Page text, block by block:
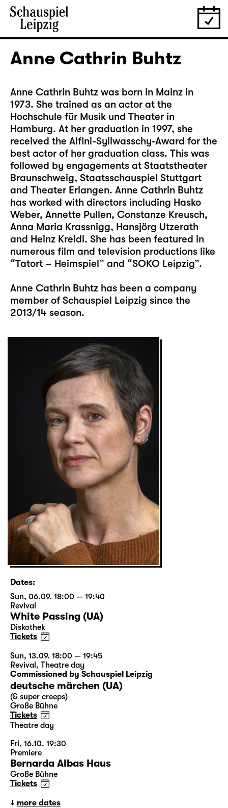
Anne Cathrin Buhtz
Anne Cathrin Buhtz was born in Mainz in
1973. She trained as an actor at the
Hochschule für Musik und Theater in
Hamburg. At her graduation in 1997, she
received the Alfini-Syllwasschy-Award for the
best actor of her graduation class. This was
followed by engagements at Staatstheater
Braunschweig, Staatsschauspiel Stuttgart
and Theater Erlangen. Anne Cathrin Buhtz
has worked with directors including Hasko
Weber, Annette Pullen, Constanze Kreusch,
Anna Maria Krassnigg, Hansjörg Utzerath
and Heinz Kreidl. She has been featured in
numerous film and television productions like
“Tatort – Heimspiel” and “SOKO Leipzig”.
Anne Cathrin Buhtz has been a company
member of Schauspiel Leipzig since the
2013/14 season.
Dates:
Sun, 06.09. 18:00 — 19:40
Revival
White Passing (UA)
Diskothek
Tickets
Sun, 13.09. 18:00 — 19:45
Revival , Theatre day
Commissioned by Schauspiel Leipzig
deutsche märchen (UA)
(& super creeps)
Große Bühne
Tickets
Theatre day
Fri, 16.10. 19:30
Premiere
Bernarda Albas Haus
Große Bühne
Tickets
more dates